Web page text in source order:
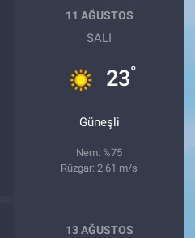
11 AĞUSTOS
SALI
23°
Güneşli
Nem: %75
Rüzgar: 2.61 m/s
13 AĞUSTOS